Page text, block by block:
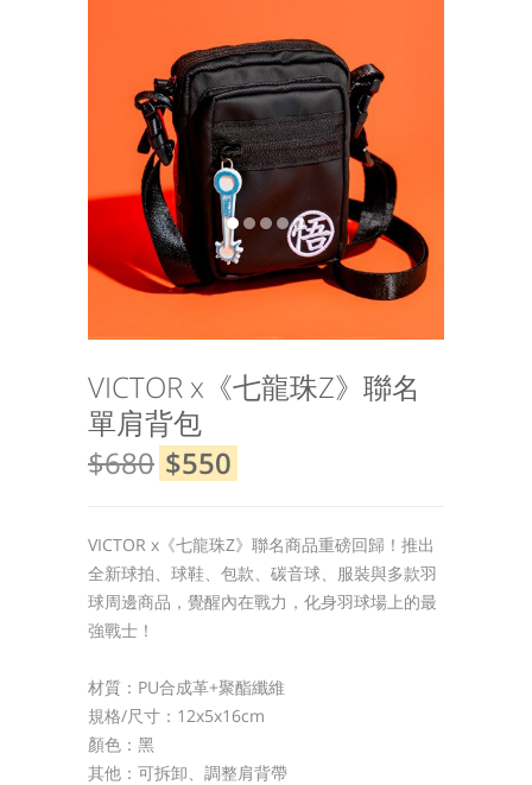
VICTOR x《七龍珠Z》聯名
單肩背包
$680 $550
VICTOR x《七龍珠Z》聯名商品重磅回歸！推出
全新球拍、球鞋、包款、碳音球、服裝與多款羽
球周邊商品，覺醒內在戰力，化身羽球場上的最
強戰士！
材質：PU合成革+聚酯纖維
規格/尺寸：12x5x16cm
顏色：黑
其他：可拆卸、調整肩背帶